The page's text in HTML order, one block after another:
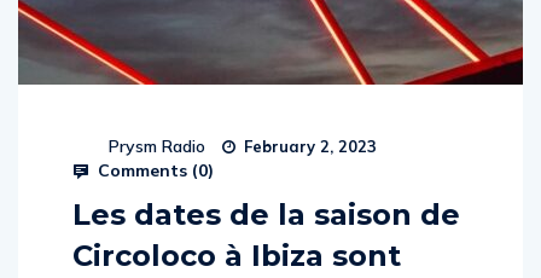
Prysm Radio February 2, 2023
Comments (0)
Les dates de la saison de
Circoloco à Ibiza sont